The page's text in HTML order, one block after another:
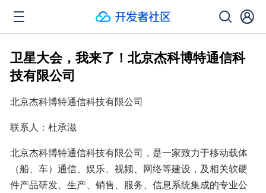
卫星大会，我来了！北京杰科博特通信科
技有限公司
北京杰科博特通信科技有限公司
联系人：杜承滋
北京杰科博特通信科技有限公司，是一家致力于移动载体
（船、车）通信、娱乐、视频、网络等建设，及相关软硬
件产品研发、生产、销售、服务、信息系统集成的专业公